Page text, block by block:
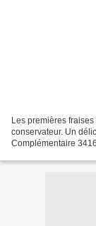
Les premières
conservateur. Un
Complémentaire